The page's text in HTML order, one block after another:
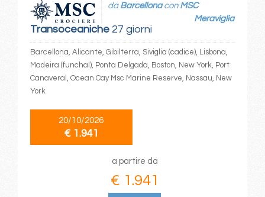
Transoceaniche27 giorni
da Barcellonacon MSC
Meraviglia
Barcellona, Alicante, Gibilterra, Siviglia (cadice), Lisbona,
Madeira (funchal), Ponta Delgada, Boston, New York, Port
Canaveral, Ocean Cay Msc Marine Reserve, Nassau, New
York
20/10/2026
€ 1.941
a partire da
€ 1.941